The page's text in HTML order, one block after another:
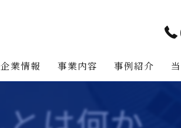
企業情報
アテナ・パートナーズの強み
事業内容
プロジェクト・マネジメント事
事例紹介